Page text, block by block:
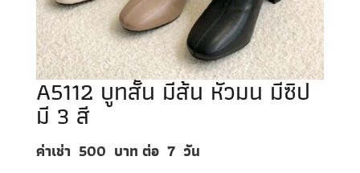
A5112 บูทสั้น มีส้น หัวมน มีซิป
มี 3 สี
ค่าเช่า 500 บาท ต่อ 7 วัน